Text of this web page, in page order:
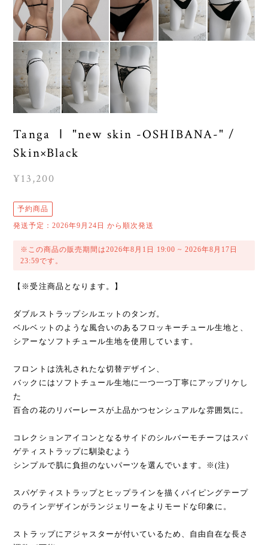
Tanga Ⅰ "new skin -OSHIBANA-" /
Skin×Black
¥13,200
予約商品
発送予定：2026年9月24日 から順次発送
※この商品の販売期間は2026年8月1日 19:00 ~ 2026年8月17日
23:59です。
【※受注商品となります。】
ダブルストラップシルエットのタンガ。
ベルベットのような風合いのあるフロッキーチュール生地と、
シアーなソフトチュール生地を使用しています。
フロントは洗礼されたな切替デザイン、
バックにはソフトチュール生地に一つ一つ丁寧にアップリケし
た
百合の花のリバーレースが上品かつセンシュアルな雰囲気に。
コレクションアイコンとなるサイドのシルバーモチーフはスパ
ゲティストラップに馴染むよう
シンプルで肌に負担のないパーツを選んでいます。※(注)
スパゲティストラップとヒップラインを描くパイピングテープ
のラインデザインがランジェリーをよりモードな印象に。
ストラップにアジャスターが付いているため、自由自在な長さ